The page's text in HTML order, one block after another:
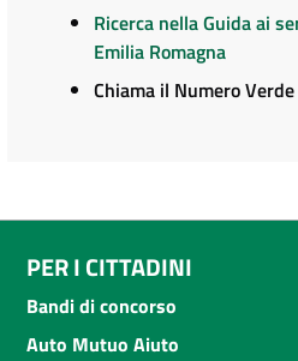
Ricerca nella Guida ai
Emilia Romagna
Chiama il Numero
PER I CITTADINI
Bandi di concorso
Auto Mutuo Aiuto